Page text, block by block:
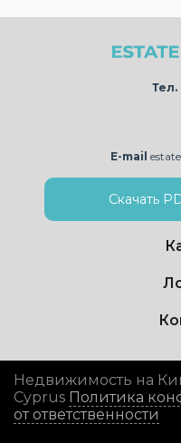
Тел.
E-mail
Скачать
Недвижимость на
Cyprus Политика
от ответственности